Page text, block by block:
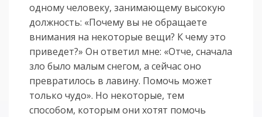
одному человеку, занимающему высокую
должность: «Почему вы не обращаете
внимания на некоторые вещи? К чему это
приведет?» Он ответил мне: «Отче, сначала
зло было малым снегом, а сейчас оно
превратилось в лавину. Помочь может
только чудо». Но некоторые, тем
способом, которым они хотят помочь